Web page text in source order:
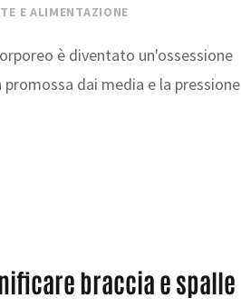
E ALIMENTAZIONE
è diventato un'ossessione
dai media e la pressione
braccia e spalle